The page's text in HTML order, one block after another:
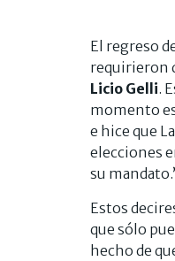
El regreso
requirieron
Licio Gelli.
momento
e hice que
elecciones
su
Estos
que sólo
hecho de